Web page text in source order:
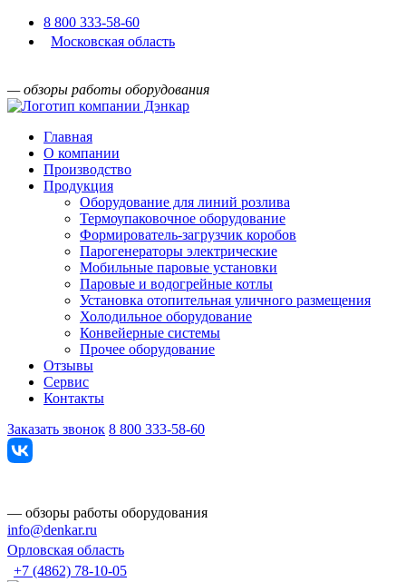
8 800 333-58-60
Московская область
— обзоры работы оборудования
Главная
О компании
Производство
Продукция
Оборудование для линий розлива
Термоупаковочное оборудование
Формирователь-загрузчик коробов
Парогенераторы электрические
Мобильные паровые установки
Паровые и водогрейные котлы
Установка отопительная уличного размещения
Холодильное оборудование
Конвейерные системы
Прочее оборудование
Отзывы
Сервис
Контакты
Заказать звонок 8 800 333-58-60
— обзоры работы оборудования
info@denkar.ru
Орловская область
+7 (4862) 78-10-05